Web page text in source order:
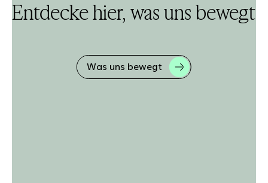
Entdecke hier, was uns bewegt
Was uns bewegt